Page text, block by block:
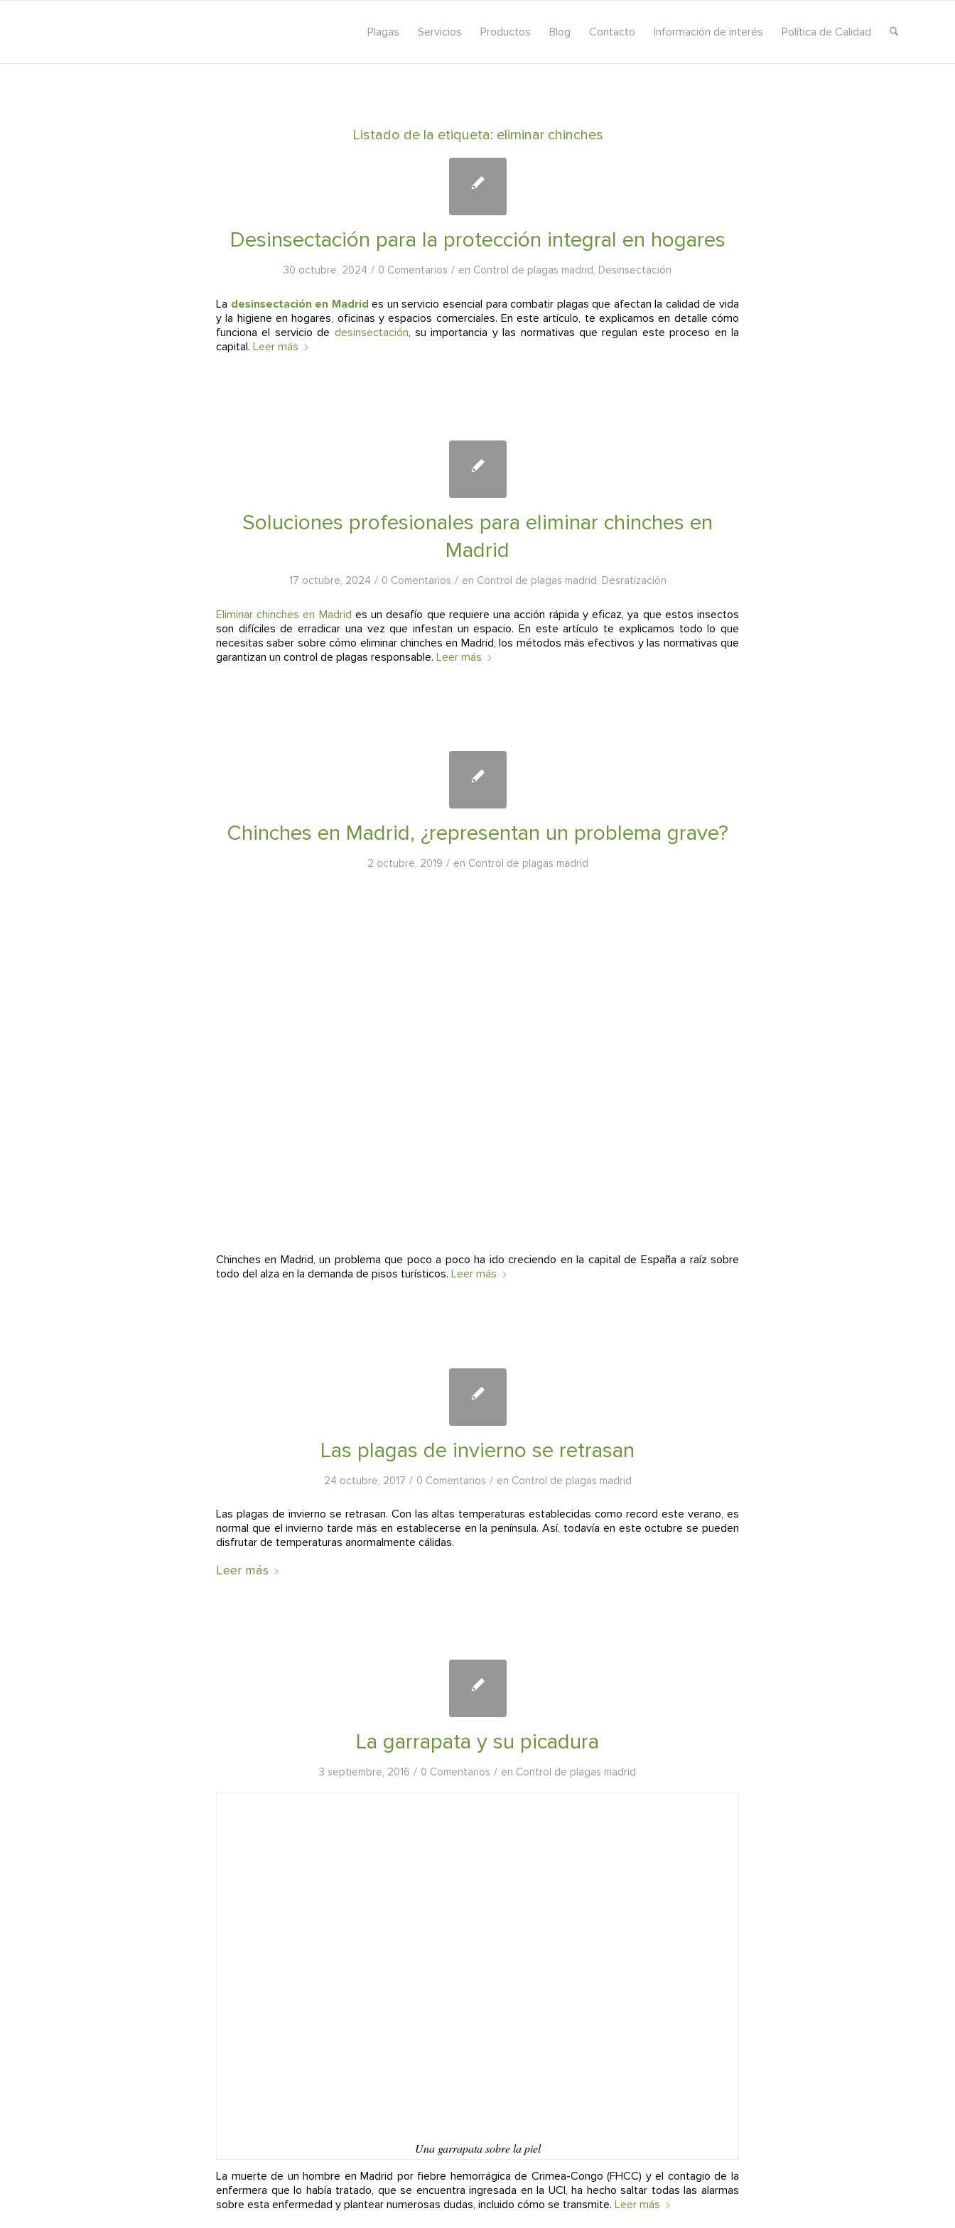
Plagas Servicios Productos Blog Contacto Información de interés Política de Calidad
Listado de la etiqueta: eliminar chinches
Desinsectación para la protección integral en hogares
30 octubre, 2024 / 0 Comentarios / en Control de plagas madrid, Desinsectación
La desinsectación en Madrid es un servicio esencial para combatir plagas que afectan la calidad de vida
y la higiene en hogares, oficinas y espacios comerciales. En este artículo, te explicamos en detalle cómo
funciona el servicio de desinsectación, su importancia y las normativas que regulan este proceso en la
capital. Leer más
Soluciones profesionales para eliminar chinches en
Madrid
17 octubre, 2024 / 0 Comentarios / en Control de plagas madrid, Desratización
Eliminar chinches en Madrid es un desafío que requiere una acción rápida y eficaz, ya que estos insectos
son difíciles de erradicar una vez que infestan un espacio. En este artículo te explicamos todo lo que
necesitas saber sobre cómo eliminar chinches en Madrid, los métodos más efectivos y las normativas que
garantizan un control de plagas responsable. Leer más
Chinches en Madrid, ¿representan un problema grave?
2 octubre, 2019 / en Control de plagas madrid
Chinches en Madrid, un problema que poco a poco ha ido creciendo en la capital de España a raíz sobre
todo del alza en la demanda de pisos turísticos. Leer más
Las plagas de invierno se retrasan
24 octubre, 2017 / 0 Comentarios / en Control de plagas madrid
Las plagas de invierno se retrasan. Con las altas temperaturas establecidas como record este verano, es
normal que el invierno tarde más en establecerse en la península. Así, todavía en este octubre se pueden
disfrutar de temperaturas anormalmente cálidas.
Leer más
La garrapata y su picadura
3 septiembre, 2016 / 0 Comentarios / en Control de plagas madrid
Una garrapata sobre la piel
La muerte de un hombre en Madrid por fiebre hemorrágica de Crimea-Congo (FHCC) y el contagio de la
enfermera que lo había tratado, que se encuentra ingresada en la UCI, ha hecho saltar todas las alarmas
sobre esta enfermedad y plantear numerosas dudas, incluido cómo se transmite. Leer más